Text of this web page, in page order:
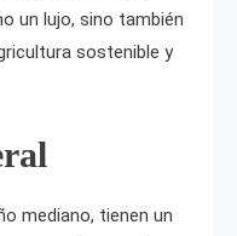
un lujo, sino también
sostenible y
mediano, tienen un